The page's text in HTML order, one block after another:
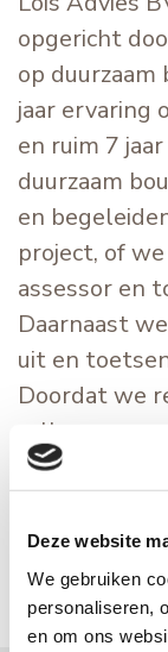
Deze website
We gebruiken
personaliseren,
en om ons
opgericht
op
jaar ervaring
en ruim 7
duurzaam
en
project, of
assessor en
Daarnaast
uit en
Doordat we
rollen
verschillende
efficiënt en
wensen van
waarmaken